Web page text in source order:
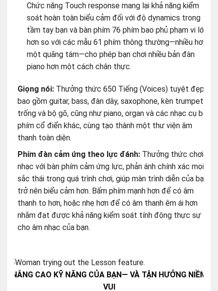
piano hơn một cách chân thực.
Giọng nói: Thưởng thức 650 Tiếng (Voices) tuyệt đẹp
bao gồm guitar, bass, đàn dây, saxophone, kèn trumpet,
trống và bộ gõ, cũng như piano, organ và các nhạc cụ bàn
phím cổ điển khác, cùng tạo thành một thư viện âm
Phím đàn cảm ứng theo lực đánh: Thưởng thức chơi
nhạc với bàn phím cảm ứng lực, phản ánh chính xác mọi
sắc thái trong quá trình chơi, giúp màn trình diễn của bạn
trở nên biểu cảm hơn. Bấm phím mạnh hơn để có âm
thanh to hơn, hoặc nhẹ hơn để có âm thanh êm ái hơn
nhằm đạt được khả năng kiểm soát tính động thực sự
cho âm nhạc của bạn.
NÂNG CAO KỸ NĂNG CỦA BẠN— VÀ TẬN HƯỞNG NIỀM
nhạc cụ thể theo ý muốn. Và tận dụng sự đa dạng của
các chức năng Bài học để cải thiện khả năng chơi của